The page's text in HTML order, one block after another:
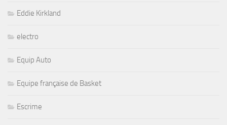
Eddie Kirkland
electro
Equip Auto
Equipe française de Basket
Escrime